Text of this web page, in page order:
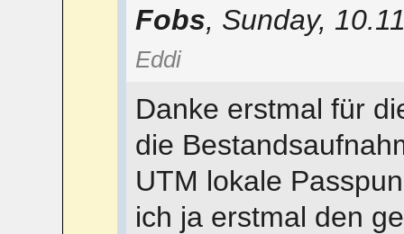
Fobs, Sunday,
Eddi
Danke erstmal für
die
UTM lokale
ich ja erstmal den